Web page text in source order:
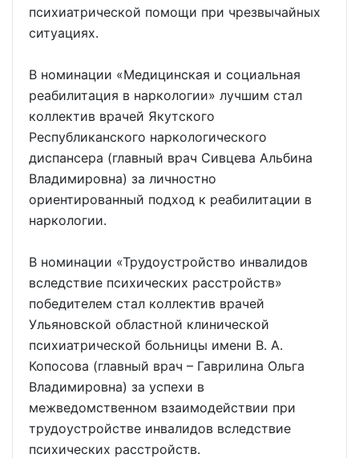
психиатрической помощи при чрезвычайных
ситуациях.
В номинации «Медицинская и социальная
реабилитация в наркологии» лучшим стал
коллектив врачей Якутского
Республиканского наркологического
диспансера (главный врач Сивцева Альбина
Владимировна) за личностно
ориентированный подход к реабилитации в
наркологии.
В номинации «Трудоустройство инвалидов
вследствие психических расстройств»
победителем стал коллектив врачей
Ульяновской областной клинической
психиатрической больницы имени В. А.
Копосова (главный врач – Гаврилина Ольга
Владимировна) за успехи в
межведомственном взаимодействии при
трудоустройстве инвалидов вследствие
психических расстройств.